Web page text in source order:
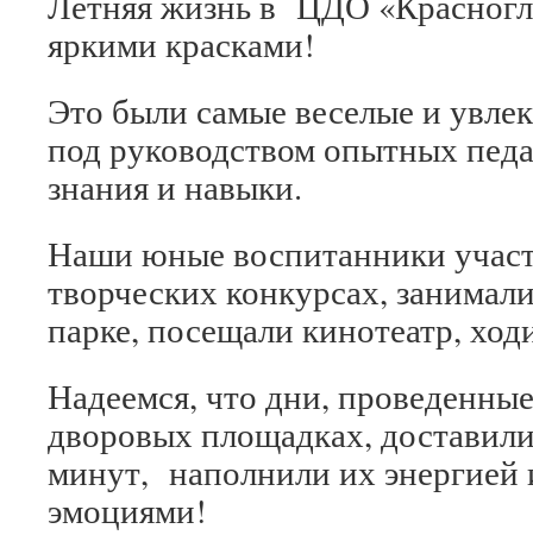
яркими красками!
Это были самые веселые и
под руководством опытных
знания и навыки.
Наши юные воспитанники
творческих конкурсах,
парке, посещали кинотеатр,
Надеемся, что дни,
дворовых площадках,
минут, наполнили их
эмоциями!